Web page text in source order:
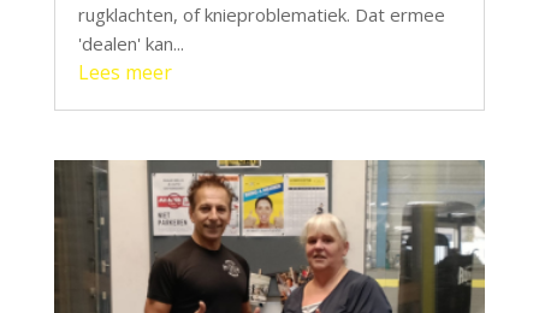
rugklachten, of knieproblematiek. Dat ermee
'dealen' kan...
Lees meer